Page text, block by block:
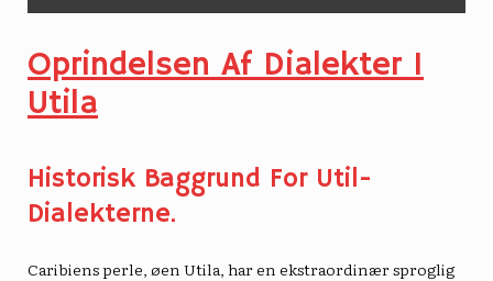
Oprindelsen Af ​​dialekter I
Utila
Historisk Baggrund For Util-
Dialekterne.
Caribiens perle, øen Utila, har en ekstraordinær sproglig